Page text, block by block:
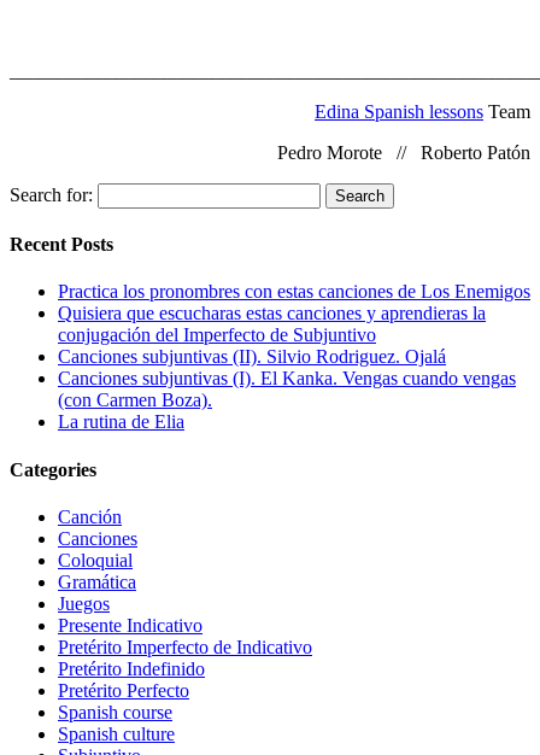
Edina Spanish lessons Team
Pedro Morote // Roberto Patón
Search for:
Recent Posts
Practica los pronombres con estas canciones de Los Enemigos
Quisiera que escucharas estas canciones y aprendieras la
conjugación del Imperfecto de Subjuntivo
Canciones subjuntivas (II). Silvio Rodriguez. Ojalá
Canciones subjuntivas (I). El Kanka. Vengas cuando vengas
(con Carmen Boza).
La rutina de Elia
Categories
Canción
Canciones
Coloquial
Gramática
Juegos
Presente Indicativo
Pretérito Imperfecto de Indicativo
Pretérito Indefinido
Pretérito Perfecto
Spanish course
Spanish culture